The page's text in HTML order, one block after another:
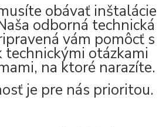
obávať inštalácie
odborná technická
vám pomôcť s
technickými otázkami
na ktoré narazíte.
je pre nás prioritou.